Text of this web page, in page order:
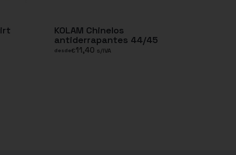
KOLAM Chinelos
antiderrapantes 44/45
desde€11,40 s/IVA